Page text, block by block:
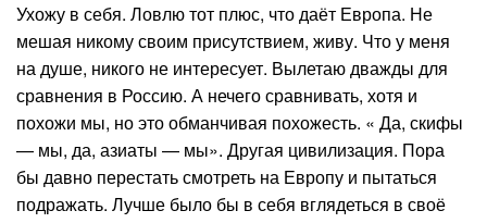
Ухожу в себя. Ловлю тот плюс, что даёт Европа. Не
мешая никому своим присутствием, живу. Что у меня
на душе, никого не интересует. Вылетаю дважды для
сравнения в Россию. А нечего сравнивать, хотя и
похожи мы, но это обманчивая похожесть. « Да, скифы
— мы, да, азиаты — мы». Другая цивилизация. Пора
бы давно перестать смотреть на Европу и пытаться
подражать. Лучше было бы в себя вглядеться в своё